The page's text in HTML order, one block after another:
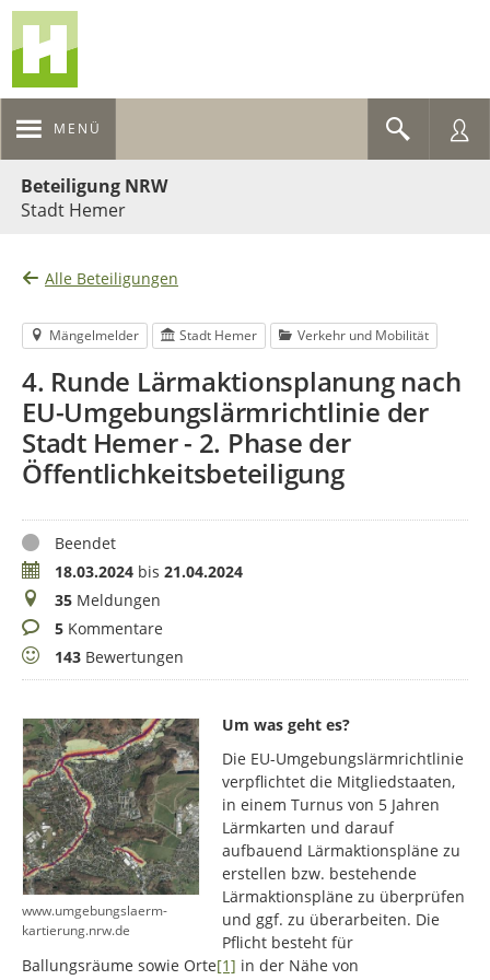
MENÜ
Beteiligung NRW
Stadt Hemer
Alle Beteiligungen
Mängelmelder Stadt Hemer Verkehr und Mobilität
4. Runde Lärmaktionsplanung nach
EU-Umgebungslärmrichtlinie der
Stadt Hemer - 2. Phase der
Öffentlichkeitsbeteiligung
StatusBeendet
Zeitraum18.03.2024 bis 21.04.2024
Meldungen
35 Meldungen
Kommentare
5 Kommentare
Bewertungen
143 Bewertungen
www.umgebungslaerm-
kartierung.nrw.de
Um was geht es?
Die EU-Umgebungslärmrichtlinie
verpflichtet die Mitgliedstaaten,
in einem Turnus von 5 Jahren
Lärmkarten und darauf
aufbauend Lärmaktionspläne zu
erstellen bzw. bestehende
Lärmaktionspläne zu überprüfen
und ggf. zu überarbeiten. Die
Pflicht besteht für
Ballungsräume sowie Orte[1] in der Nähe von